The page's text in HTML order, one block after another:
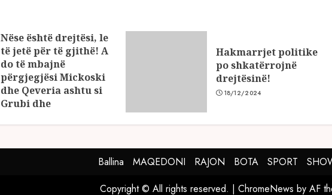
Nëse është drejtësi, le
të jetë për të gjithë! A
do të mbajnë
përgjegjësi Mickoski
dhe Qeveria ashtu si
Grubi dhe
Hakmarrjet politike
po shkatërrojnë
drejtësinë!
18/12/2024
Ballina MAQEDONI RAJON BOTA SPORT
Copyright © All rights reserved. | ChromeNews by AF